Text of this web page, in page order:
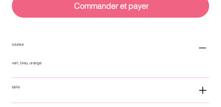
Commander et payer
couleur
vert, bleu, orange
taille